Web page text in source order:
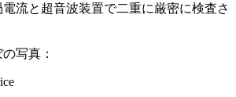
流と超音波装置で二重に厳密に検査さ
写真：